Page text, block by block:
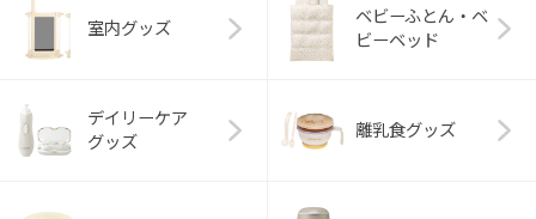
室内グッズ
ベビーふとん・ベ
ビーベッド
デイリーケア
グッズ
離乳食グッズ